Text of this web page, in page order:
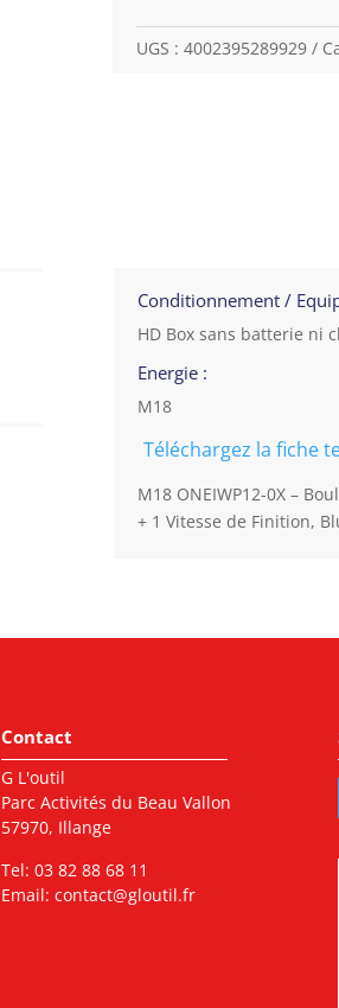
UGS : 4002395289929
Conditionnement /
HD Box sans batterie ni
Energie :
M18
Téléchargez la fiche
M18 ONEIWP12-0X –
+ 1 Vitesse de Finition,
Contact
G L'outil
Parc Activités du Beau Vallon
57970, Illange
Tel: 03 82 88 68 11
Email: contact@gloutil.fr